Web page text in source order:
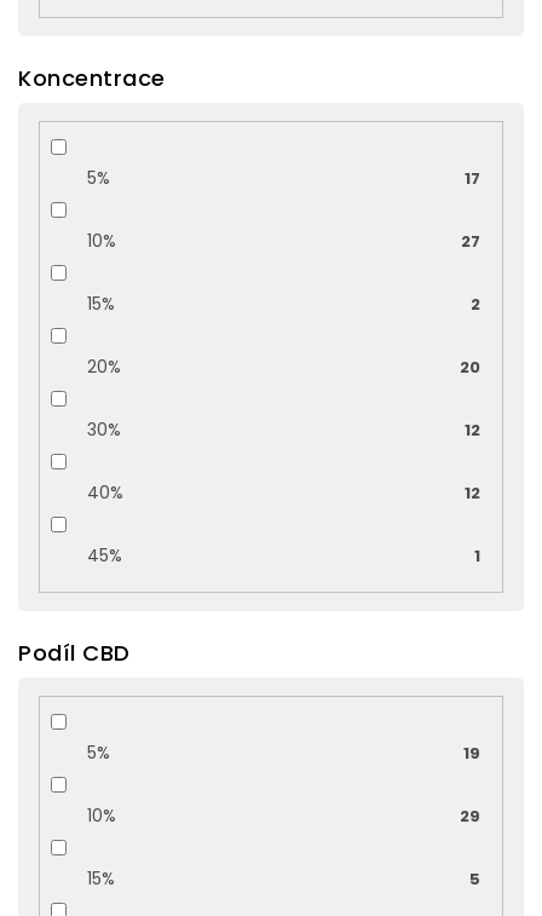
Koncentrace
5% 17
10% 27
15% 2
20% 20
30% 12
40% 12
45% 1
Podíl CBD
5% 19
10% 29
15% 5